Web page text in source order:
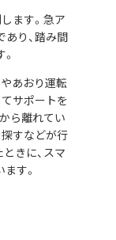
ます。急ア
り、踏み間
あおり運転
サポートを
ら離れてい
すなどが行
きに、スマ
す。